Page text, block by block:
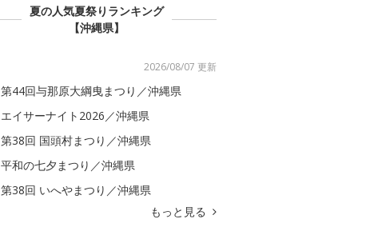
夏の人気夏祭りランキング
【沖縄県】
2026/08/07 更新
第44回与那原大綱曳まつり／沖縄県
エイサーナイト2026／沖縄県
第38回 国頭村まつり／沖縄県
平和の七夕まつり／沖縄県
第38回 いへやまつり／沖縄県
もっと見る